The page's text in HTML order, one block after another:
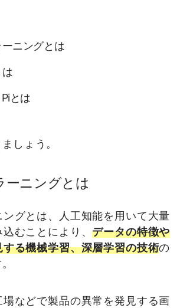
ニングとは
は
とは
しょう。
ーニングとは
グとは、人工知能を用いて大量
むことにより、データの特徴や
る機械学習、深層学習の技術の
などで製品の異常を発見する画